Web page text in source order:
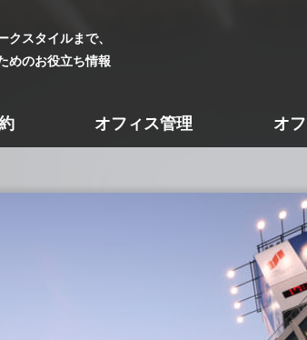
スタイルまで、
めのお役立ち情報
オフィス管理 オ